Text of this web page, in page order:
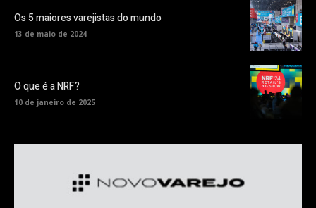
Os 5 maiores varejistas do mundo
13 de maio de 2024
O que é a NRF?
10 de janeiro de 2025